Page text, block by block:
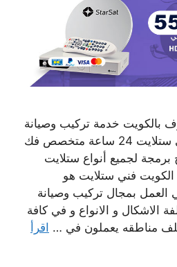
بالكويت خدمة تركيب وصيانة
ستلايت رسيفر رقم فني ستلايت 24 ساعة متخصص فك
لجميع أنواع ستلايت
فني ستلايت هو
العمل بمجال تركيب وصيانة
الاشكال و الانواع و في كافة
مناطقه يعملون في … اقرأ